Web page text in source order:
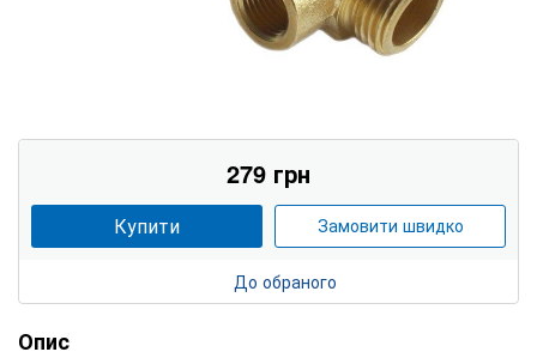
279 грн
Купити Замовити швидко
До обраного
Опис